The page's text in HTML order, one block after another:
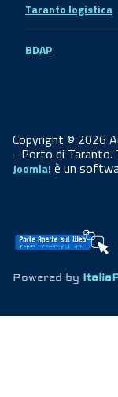
Taranto logistica
BDAP
Copyright © 2026
- Porto di
Joomla! è un
Powered by